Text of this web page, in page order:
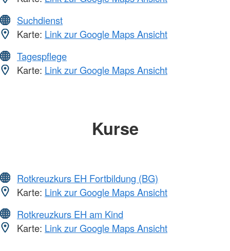
Suchdienst
Karte: Link zur Google Maps Ansicht
Tagespflege
Karte: Link zur Google Maps Ansicht
Kurse
Rotkreuzkurs EH Fortbildung (BG)
Karte: Link zur Google Maps Ansicht
Rotkreuzkurs EH am Kind
Karte: Link zur Google Maps Ansicht